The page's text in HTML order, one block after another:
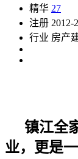
精华 27
注册 2012-
行业 房产
镇江全
业，更是